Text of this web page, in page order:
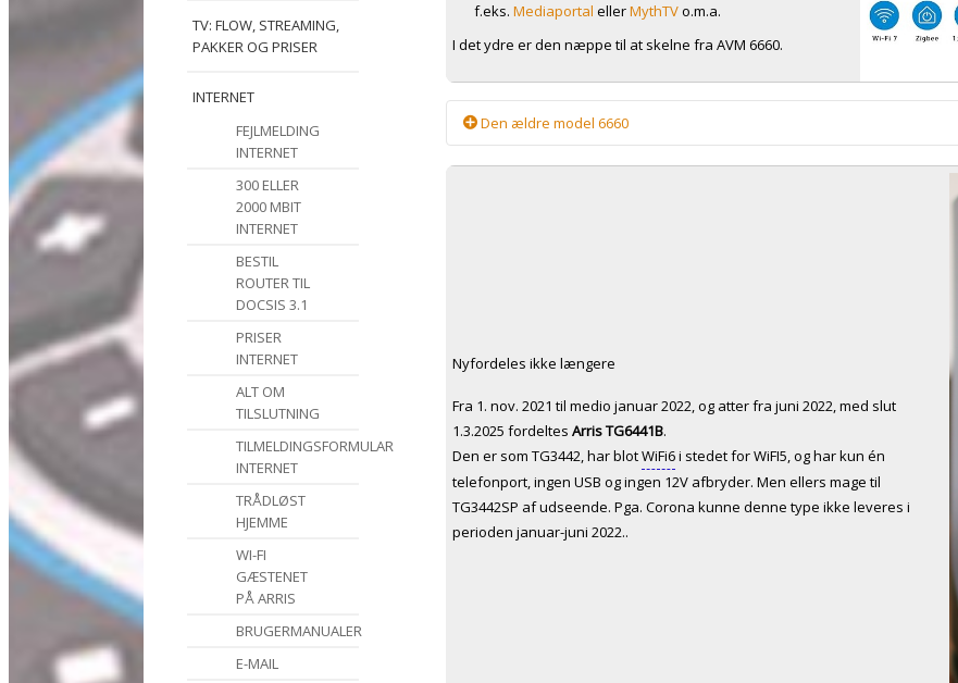
TV: FLOW, STREAMING,
PAKKER OG PRISER
INTERNET
FEJLMELDING
INTERNET
300 ELLER
2000 MBIT
INTERNET
BESTIL
ROUTER TIL
DOCSIS 3.1
PRISER
INTERNET
ALT OM
TILSLUTNING
TILMELDINGSFORMULAR
INTERNET
TRÅDLØST
HJEMME
WI-FI
GÆSTENET
PÅ ARRIS
BRUGERMANUALER
E-MAIL
f.eks.Mediaportal ellerMythTVo.m.a.
I det ydre er den næppe til at skelne fra AVM 6660.
Den ældre model 6660
. Den kører DOCSIS 3.1 og
, hvorfor det er
Nyfordeles ikke længere
Fra 1. nov. 2021 til medio januar 2022, og atter fra juni 2022, med slut
1.3.2025 fordeltesArris TG6441B.
Den er som TG3442, har blotWiFi6i stedet for WiFI5, og har kun én
telefonport, ingen USB og ingen 12V afbryder. Men ellers mage til
TG3442SP af udseende. Pga. Corona kunne denne type ikke leveres i
perioden januar-juni 2022..